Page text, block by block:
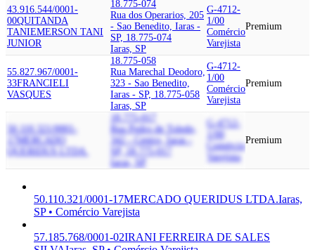
43.916.544/0001-
00QUITANDA
TANIEMERSON TANI
JUNIOR
18.775-074
Rua dos Operarios, 205
- Sao Benedito, Iaras -
SP, 18.775-074
Iaras, SP
G-4712-
1/00
Comércio
Varejista
Premium
55.827.967/0001-
33FRANCIELI
VASQUES
18.775-058
Rua Marechal Deodoro,
323 - Sao Benedito,
Iaras - SP, 18.775-058
Iaras, SP
G-4712-
1/00
Comércio
Varejista
Premium
50.110.321/0001-
MERCADO
QUERIDUS LTDA.
18.775-017
Rua Pedro de Toledo,
342 - Centro, Iaras -
SP, 18.775-017
Iaras, SP
G-4712-
1/00
Comércio
Varejista
Premium
50.110.321/0001-17MERCADO QUERIDUS LTDA.Iaras,
SP • Comércio Varejista
57.185.768/0001-02IRANI FERREIRA DE SALES